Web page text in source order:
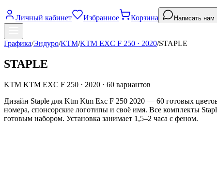
Личный кабинет Избранное Корзина Написать нам
Графика/Эндуро/KTM/KTM EXC F 250 · 2020/STAPLE
STAPLE
KTM KTM EXC F 250 · 2020 · 60 вариантов
Дизайн Staple для Ktm Ktm Exc F 250 2020 — 60 готовых
номера, спонсорские логотипы и своё имя. Все комплекты
готовым набором. Установка занимает 1,5–2 часа с феном.